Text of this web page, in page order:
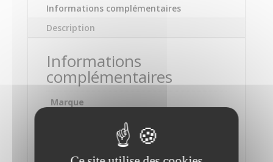
Informations complémentaires
Description
Informations
complémentaires
Marque
USB-C Universal